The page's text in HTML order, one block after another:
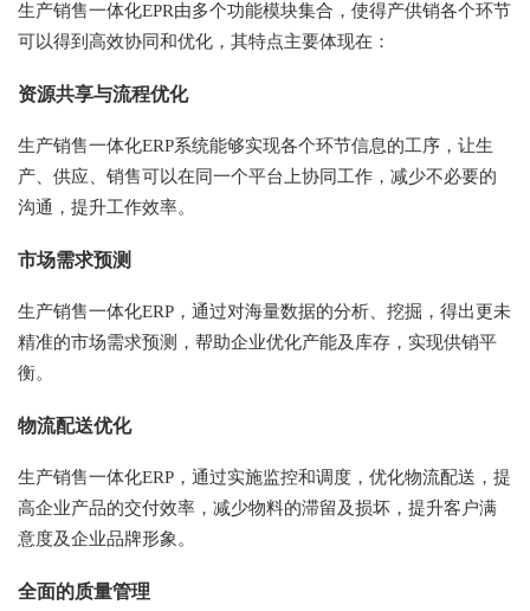
生产销售一体化EPR由多个功能模块集合，使得产供销各个环节
可以得到高效协同和优化，其特点主要体现在：
资源共享与流程优化
生产销售一体化ERP系统能够实现各个环节信息的工序，让生
产、供应、销售可以在同一个平台上协同工作，减少不必要的
沟通，提升工作效率。
市场需求预测
生产销售一体化ERP，通过对海量数据的分析、挖掘，得出更未
精准的市场需求预测，帮助企业优化产能及库存，实现供销平
衡。
物流配送优化
生产销售一体化ERP，通过实施监控和调度，优化物流配送，提
高企业产品的交付效率，减少物料的滞留及损坏，提升客户满
意度及企业品牌形象。
全面的质量管理